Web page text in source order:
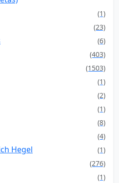
(1)
(23)
(6)
(403)
(1503)
(1)
(2)
(1)
(8)
(4)
Hegel (1)
(276)
(1)